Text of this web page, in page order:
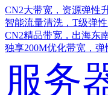
CN2大带宽，资源弹性
智能流量清洗，T级弹
CN2精品带宽，出海东
独享200M优化带宽，弹
服务